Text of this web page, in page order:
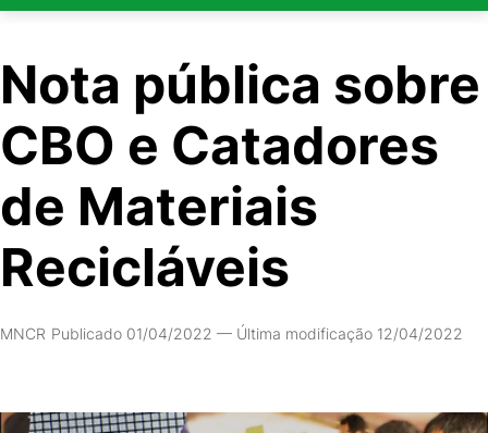
Nota pública sobre
CBO e Catadores
de Materiais
Recicláveis
MNCR Publicado 01/04/2022 — Última modificação 12/04/2022